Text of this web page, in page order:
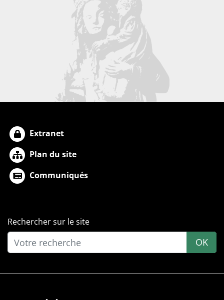
Extranet
Plan du site
Communiqués
Rechercher sur le site
OK